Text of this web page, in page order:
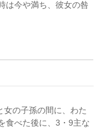
は今や満ち、彼女の咎
の子孫の間に、わた
食べた後に、3・9主な